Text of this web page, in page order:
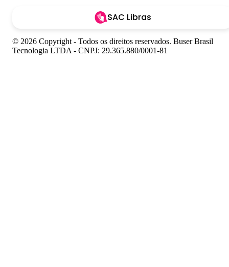
SAC Libras
© 2026 Copyright - Todos os direitos reservados. Buser Brasil
Tecnologia LTDA - CNPJ: 29.365.880/0001-81